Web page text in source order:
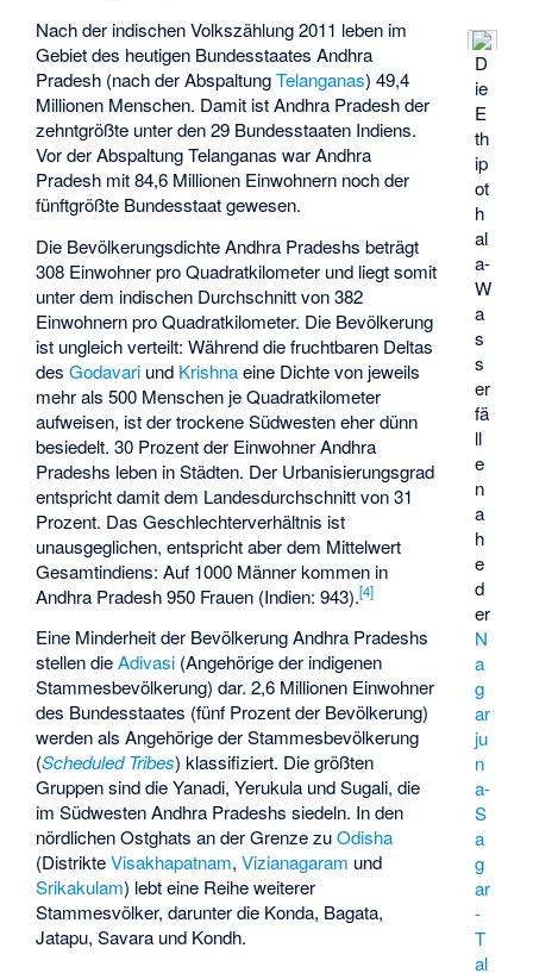
D
ie
E
th
ip
ot
h
al
a-
W
a
s
s
er
fä
ll
e
n
a
h
e
d
er
N
a
g
ar
ju
n
a-
S
a
g
ar
-
T
al
Nach der indischen Volkszählung 2011 leben im
Gebiet des heutigen Bundesstaates Andhra
Pradesh (nach der AbspaltungTelanganas) 49,4
Millionen Menschen. Damit ist Andhra Pradesh der
zehntgrößte unter den 29 Bundesstaaten Indiens.
Vor der Abspaltung Telanganas war Andhra
Pradesh mit 84,6 Millionen Einwohnern noch der
fünftgrößte Bundesstaat gewesen.
Die Bevölkerungsdichte Andhra Pradeshs beträgt
308 Einwohner pro Quadratkilometer und liegt somit
unter dem indischen Durchschnitt von 382
Einwohnern pro Quadratkilometer. Die Bevölkerung
ist ungleich verteilt: Während die fruchtbaren Deltas
desGodavari und Krishnaeine Dichte von jeweils
mehr als 500 Menschen je Quadratkilometer
aufweisen, ist der trockene Südwesten eher dünn
besiedelt. 30 Prozent der Einwohner Andhra
Pradeshs leben in Städten. Der Urbanisierungsgrad
entspricht damit dem Landesdurchschnitt von 31
Prozent. Das Geschlechterverhältnis ist
unausgeglichen, entspricht aber dem Mittelwert
Gesamtindiens: Auf 1000 Männer kommen in
Andhra Pradesh 950 Frauen (Indien: 943).[4]
Eine Minderheit der Bevölkerung Andhra Pradeshs
stellen dieAdivasi (Angehörige der indigenen
Stammesbevölkerung) dar. 2,6 Millionen Einwohner
des Bundesstaates (fünf Prozent der Bevölkerung)
werden als Angehörige der Stammesbevölkerung
(Scheduled Tribes) klassifiziert. Die größten
Gruppen sind dieYanadi,Yerukula undSugali, die
im Südwesten Andhra Pradeshs siedeln. In den
nördlichenOstghats an der Grenze zuOdisha
(DistrikteVisakhapatnam,Vizianagaram und
Srikakulam) lebt eine Reihe weiterer
Stammesvölker, darunter die Konda, Bagata,
Jatapu,Savara und Kondh.